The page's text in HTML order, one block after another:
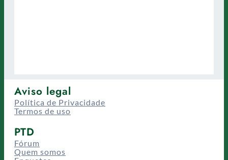
Aviso legal
Política de Privacidade
Termos de uso
PTD
Fórum
Quem somos